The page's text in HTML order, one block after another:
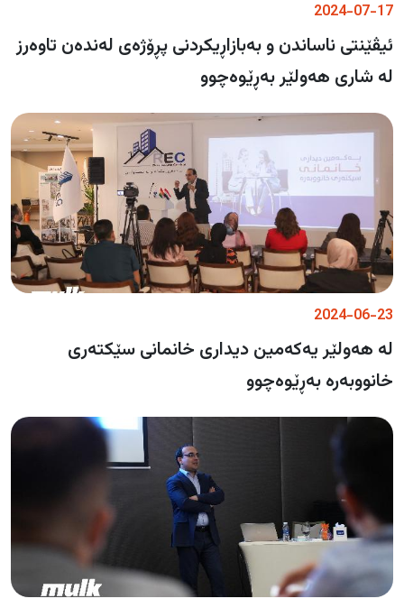
2024-07-17
ئیڤێنتی ناساندن و بەبازاڕیکردنی پڕۆژەی لەندەن تاوەرز
لە شاری هەولێر بەڕێوەچوو
2024-06-23
لە هەولێر یەكەمین دیداری خانمانی سێكتەری
خانووبەرە بەڕێوەچوو